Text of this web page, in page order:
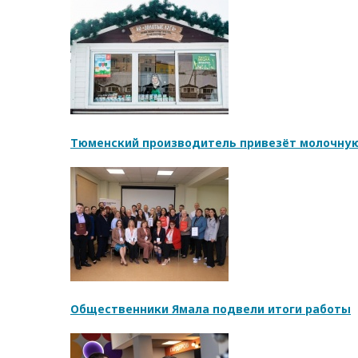
Тюменский производитель привезёт
Общественники Ямала подвели итоги работы